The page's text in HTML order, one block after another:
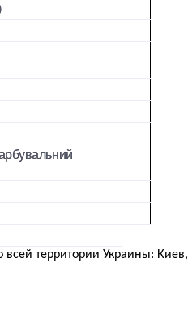
всей территории Украины: Киев,